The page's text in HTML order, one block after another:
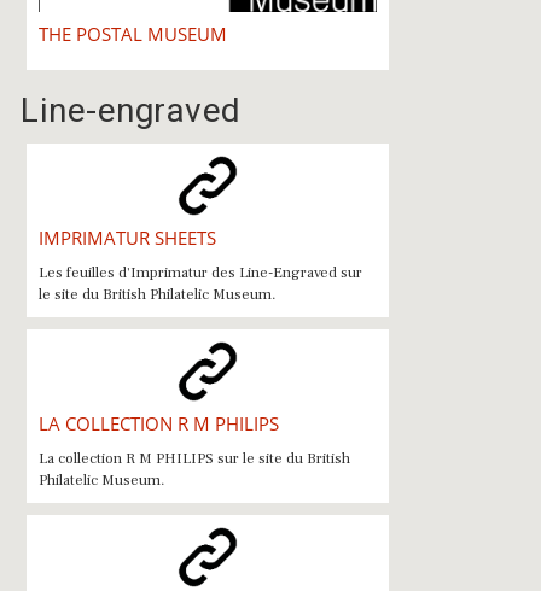
THE POSTAL MUSEUM
Line-engraved
IMPRIMATUR SHEETS
Les feuilles d'Imprimatur des Line-Engraved sur
le site du British Philatelic Museum.
LA COLLECTION R M PHILIPS
La collection R M PHILIPS sur le site du British
Philatelic Museum.